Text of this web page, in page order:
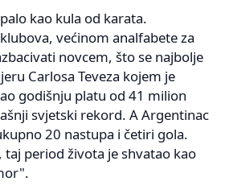
kao kula od karata.
većinom analfabete za
novcem, što se najbolje
Carlosa Teveza kojem je
godišnju platu od 41 milion
svjetski rekord. A Argentinac
20 nastupa i četiri gola.
taj period života je shvatao kao